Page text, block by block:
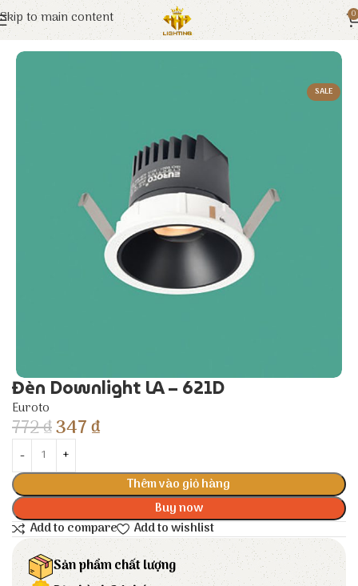
Skip to main content 0
Trang chủ Euroto Đèn LED
SALE
Đèn Downlight LA – 621D
Euroto
772₫347₫
Thêm vào giỏ hàng
Buy now
Add to compare
Add to wishlist
Sản phẩm chất lượng